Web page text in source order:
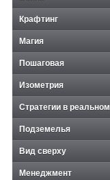
Крафтинг
Магия
Пошаговая
Изометрия
Стратегии в
Подземелья
Вид сверху
Менеджмент